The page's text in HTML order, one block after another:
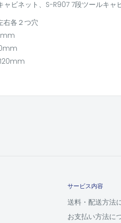
ビネット、S-R907 7段ツールキャ
右各２つ穴
サービス内容
送料・配送方法
お支払い方法に